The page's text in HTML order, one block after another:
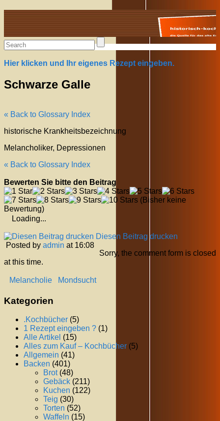
Alte Rezepte online
Hier klicken und Ihr eigenes Rezept eingeben.
Schwarze Galle
« Back to Glossary Index
historische Krankheitsbezeichnung
Melancholiker, Depressionen
« Back to Glossary Index
Bewerten Sie bitte den Beitrag
(Bisher keine
Bewertung)
Loading...
Diesen Beitrag drucken
Posted by admin at 16:08
Sorry, the comment form is closed
at this time.
Melancholie Mondsucht
Kategorien
.Kochbücher (5)
1 Rezept eingeben ? (1)
Alle Artikel (15)
Alles zum Kauf – Kochbücher (5)
Allgemein (41)
Backen (401)
Brot(48)
Gebäck (211)
Kuchen (122)
Teig (30)
Torten (52)
Waffeln (15)